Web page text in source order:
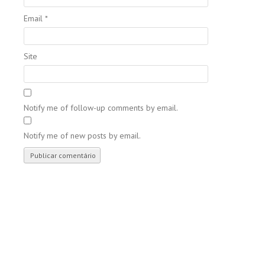
Email *
Site
Notify me of follow-up comments by email.
Notify me of new posts by email.